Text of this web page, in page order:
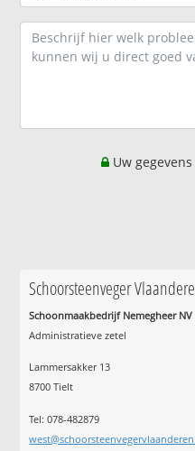
Uw
Schoorsteenveger
Schoonmaakbedrijf Nemegheer NV
Administratieve zetel
Lammersakker 13
8700 Tielt
Tel: 078-482879